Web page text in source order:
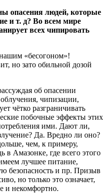
опасения людей, которые
и т. д? Во всем мире
всех чипировать
«бесогоном»!
но зато обильной дозой
об опасении
чипизации,
чётко разграничивать
побочные эффекты этих
ими. Дают ли,
Да. Вредно ли оно?
чем, к примеру,
в Амазонке, где всего этого
лучшее питание,
безопасность и пр. Призыв
но только это означает,
и некомфортно.